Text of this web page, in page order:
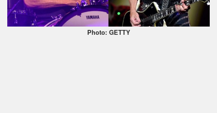
Photo: GETTY